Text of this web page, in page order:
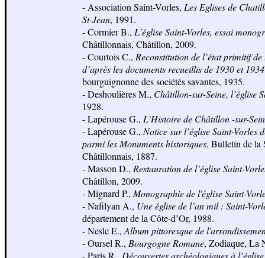
- Association Saint-Vorles, Les Eglises de
St-Jean, 1991.
- Cormier B., L’église Saint-Vorles, essai
Châtillonnais, Châtillon, 2009.
- Courtois C., Reconstitution de l’état primitif
d’après les documents recueillis de 1930 et
bourguignonne des sociétés savantes, 1935.
- Deshoulières M., Châtillon-sur-Seine, l’église
1928.
- Lapérouse G., L’Histoire de Châtillon -sur-
- Lapérouse G., Notice sur l’église Saint-Vorles
parmi les Monuments historiques, Bulletin de la
Châtillonnais, 1887.
- Masson D., Restauration de l’église Saint-
Châtillon, 2009.
- Mignard P., Monographie de l'église Saint-
- Nafilyan A., Une église de l’an mil : Saint-
département de la Côte-d’Or, 1988.
- Nesle E., Album pittoresque de
- Oursel R., Bourgogne Romane, Zodiaque, La
- Paris R., Découvertes archéologiques à